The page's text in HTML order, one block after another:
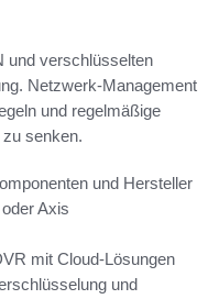
und verschlüsselten
Netzwerk-Management
und regelmäßige
senken.
und Hersteller
Axis
mit Cloud-Lösungen
und